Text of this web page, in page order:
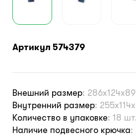
Артикул 574379
Внешний размер:
Внутренний размер:
Количество в упаковке: 18
Наличие подвесного крючка: